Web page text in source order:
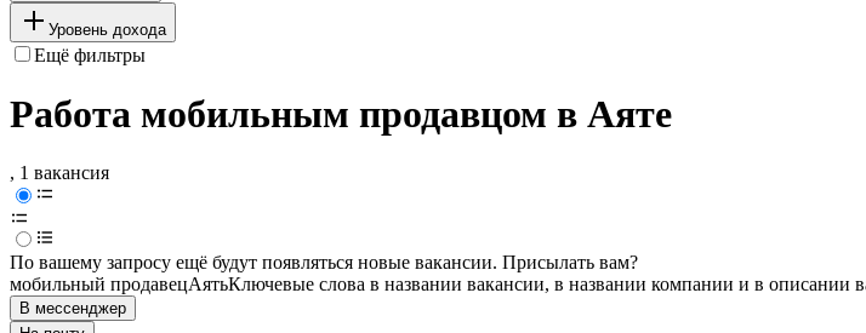
Уровень дохода
Ещё фильтры
Работа мобильным продавцом в Аяте
, 1 вакансия
По вашему запросу ещё будут появляться новые вакансии. Присылать вам?
мобильный продавецАятьКлючевые слова в названии вакансии, в названии компании и в описании
В мессенджер